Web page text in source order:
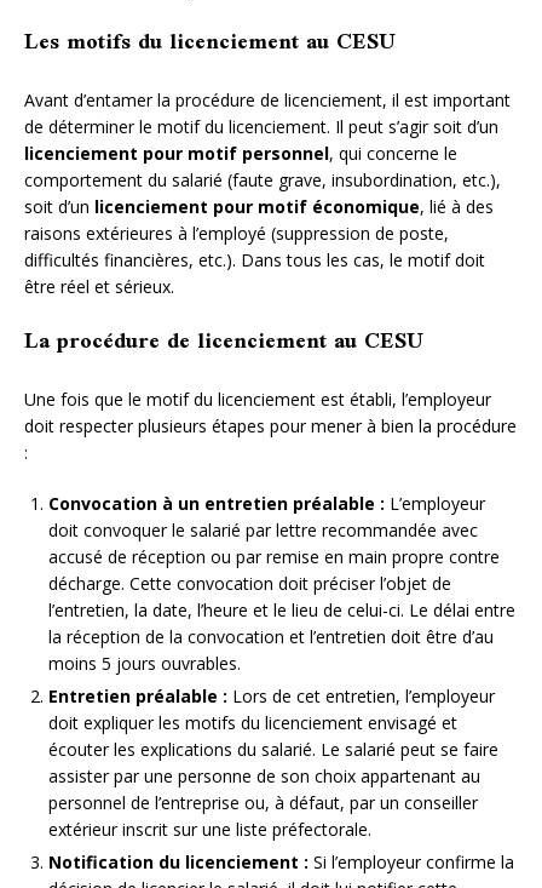
Les motifs du licenciement au CESU
Avant d’entamer la procédure de licenciement, il est important
de déterminer le motif du licenciement. Il peut s’agir soit d’un
licenciement pour motif personnel, qui concerne le
comportement du salarié (faute grave, insubordination, etc.),
soit d’un licenciement pour motif économique, lié à des
raisons extérieures à l’employé (suppression de poste,
difficultés financières, etc.). Dans tous les cas, le motif doit
être réel et sérieux.
La procédure de licenciement au CESU
Une fois que le motif du licenciement est établi, l’employeur
doit respecter plusieurs étapes pour mener à bien la procédure
:
Convocation à un entretien préalable : L’employeur
doit convoquer le salarié par lettre recommandée avec
accusé de réception ou par remise en main propre contre
décharge. Cette convocation doit préciser l’objet de
l’entretien, la date, l’heure et le lieu de celui-ci. Le délai entre
la réception de la convocation et l’entretien doit être d’au
moins 5 jours ouvrables.
Entretien préalable : Lors de cet entretien, l’employeur
doit expliquer les motifs du licenciement envisagé et
écouter les explications du salarié. Le salarié peut se faire
assister par une personne de son choix appartenant au
personnel de l’entreprise ou, à défaut, par un conseiller
extérieur inscrit sur une liste préfectorale.
Notification du licenciement : Si l’employeur confirme la